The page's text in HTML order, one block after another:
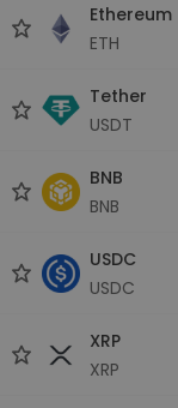
Ethereum
ETH
Tether
USDT
BNB
BNB
USDC
USDC
XRP
XRP